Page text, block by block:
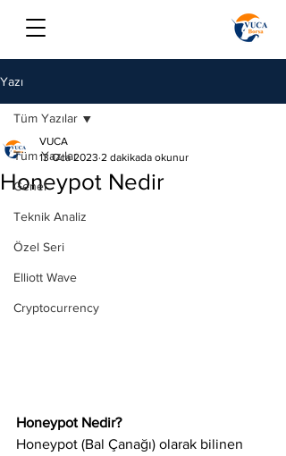
Yazı
Tüm Yazılar
Genel
Teknik Analiz
Özel Seri
Elliott Wave
Cryptocurrency
Tüm Yazılar
Honeypot Nedir
VUCA
13 Oca 2023 2 dakikada okunur
Honeypot Nedir?
Honeypot (Bal Çanağı) olarak bilinen